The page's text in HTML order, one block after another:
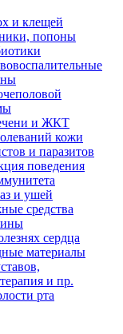
и клещей
попоны
и ЖКТ
кожи
и паразитов
поведения
и ушей
средства
сердца
материалы
и пр.
рта